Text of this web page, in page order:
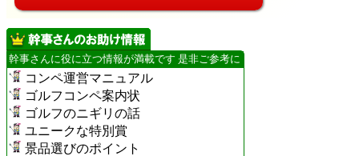
幹事さんに役に立つ情報が満載です 是非ご参考に
コンペ運営マニュアル
ゴルフコンペ案内状
ゴルフのニギリの話
ユニークな特別賞
景品選びのポイント